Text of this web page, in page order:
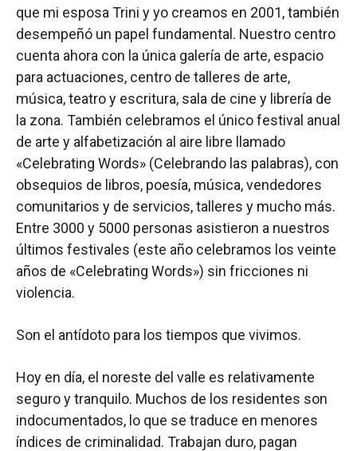
que mi esposa Trini y yo creamos en 2001, también
desempeñó un papel fundamental. Nuestro centro
cuenta ahora con la única galería de arte, espacio
para actuaciones, centro de talleres de arte,
música, teatro y escritura, sala de cine y librería de
la zona. También celebramos el único festival anual
de arte y alfabetización al aire libre llamado
«Celebrating Words» (Celebrando las palabras), con
obsequios de libros, poesía, música, vendedores
comunitarios y de servicios, talleres y mucho más.
Entre 3000 y 5000 personas asistieron a nuestros
últimos festivales (este año celebramos los veinte
años de «Celebrating Words») sin fricciones ni
violencia.
Son el antídoto para los tiempos que vivimos.
Hoy en día, el noreste del valle es relativamente
seguro y tranquilo. Muchos de los residentes son
indocumentados, lo que se traduce en menores
índices de criminalidad. Trabajan duro, pagan